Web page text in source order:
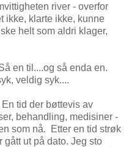
river - overfor
ikke, klarte ikke, kunne
helt som aldri klager,
en til....og så enda en.
veldig syk....
tid der bøttevis av
behandling, medisiner -
som nå. Etter en tid strøk
gått ut på dato. Jeg sto